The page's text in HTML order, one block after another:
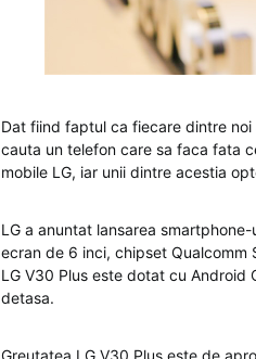
Dat fiind faptul ca fiecare dintre
cauta un telefon care sa faca fata
mobile LG, iar unii dintre acestia
LG a anuntat lansarea
ecran de 6 inci, chipset Qualcomm
LG V30 Plus este dotat cu Android
detasa.
Greutatea LG V30 Plus este de